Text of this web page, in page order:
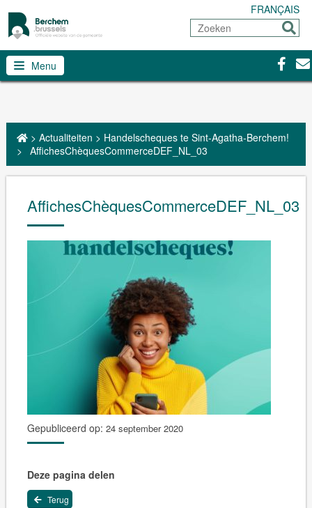
FRANÇAIS
Zoeken
Sturen
Menu
> Actualiteiten > Handelscheques te Sint-Agatha-Berchem!
> AffichesChèquesCommerceDEF_NL_03
AffichesChèquesCommerceDEF_NL_03
Gepubliceerd op: 24 september 2020
Deze pagina delen
Terug